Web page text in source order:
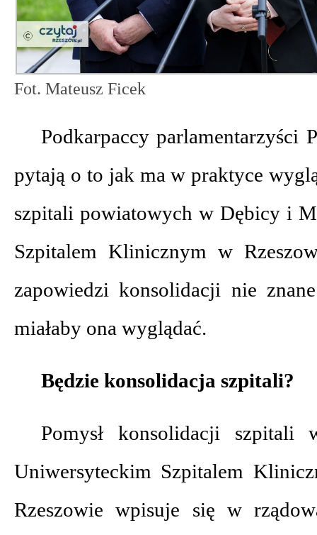
Fot. Mateusz Ficek
Podkarpaccy parlamentarzyści
pytają o to jak ma w praktyce
szpitali powiatowych w Dębicy i
Szpitalem Klinicznym w
zapowiedzi konsolidacji nie
miałaby ona wyglądać.
Będzie konsolidacja szpitali?
Pomysł konsolidacji
Uniwersyteckim Szpitalem
Rzeszowie wpisuje się w